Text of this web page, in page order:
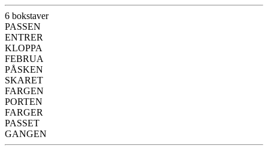
6 bokstaver
PASSEN
ENTRER
KLOPPA
FEBRUA
PÅSKEN
SKARET
FARGEN
PORTEN
FARGER
PASSET
GANGEN